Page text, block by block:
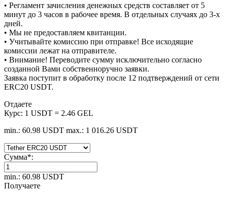
• Регламент зачисления денежных средств составляет от 5
минут до 3 часов в рабочее время. В отдельных случаях до 3-х
дней.
• Мы не предоставляем квитанции.
• Учитывайте комиссию при отправке! Все исходящие
комиссии лежат на отправителе.
• Внимание! Переводите сумму исключительно согласно
созданной Вами собственноручно заявки.
Заявка поступит в обработку после 12 подтверждений от сети
ERC20 USDT.
Отдаете
Курс: 1 USDT = 2.46 GEL
min.: 60.98 USDT max.: 1 016.26 USDT
Сумма*:
min.: 60.98 USDT
Получаете